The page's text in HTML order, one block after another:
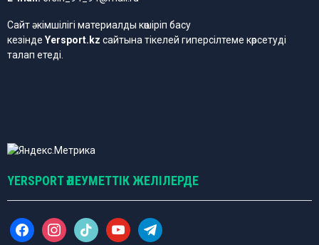
Сайт әкімшілігі материалды көшіріп басу
кезінде Yersport.kz сайтына тікелей гиперсілтеме көрсетуді
талап етеді.
YERSPORT ӘЛЕУМЕТТІК ЖЕЛІЛЕРДЕ
f
a
i
n
t
i
y
o
t
e